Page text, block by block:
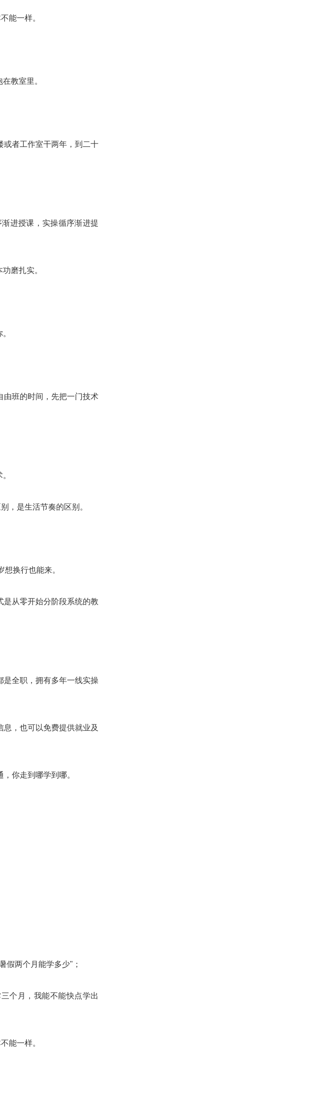
能一样。
教室里。
或者工作室干两年，到二十
进授课，实操循序渐进提
磨扎实。
由班的时间，先把一门技术
，是生活节奏的区别。
换行也能来。
从零开始分阶段系统的教
是全职，拥有多年一线实操
，也可以免费提供就业及
你走到哪学到哪。
假两个月能学多少"；
个月，我能不能快点学出
能一样。